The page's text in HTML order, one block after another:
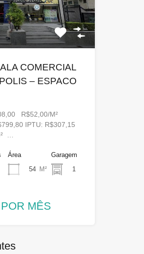
COMERCIAL
– ESPACO
R$52,00/M²
IPTU: R$307,15
…
Área
54
M²
Garagem
1
MÊS